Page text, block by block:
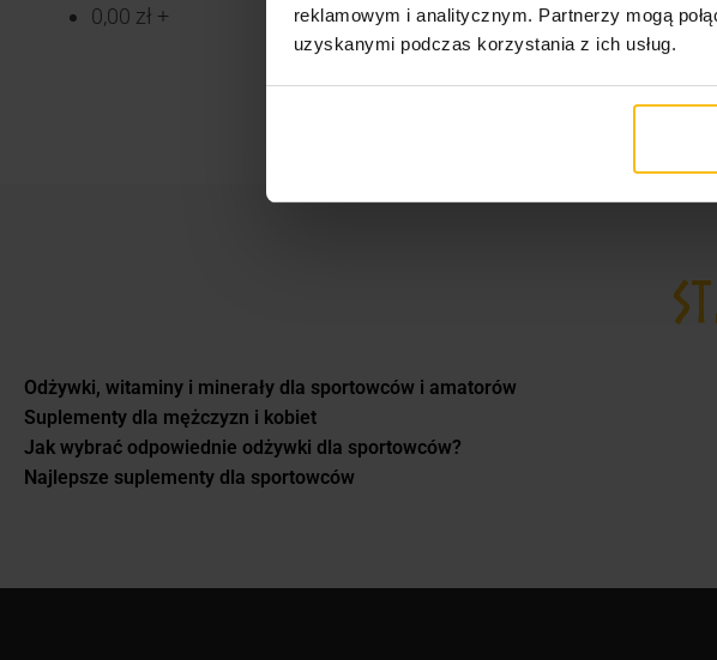
reklamowym i analitycznym. Partnerzy mogą
uzyskanymi podczas korzystania z ich usług.
0,00 zł +
Odżywki, witaminy i minerały dla sportowców i amatorów
Suplementy dla mężczyzn i kobiet
Jak wybrać odpowiednie odżywki dla sportowców?
Najlepsze suplementy dla sportowców